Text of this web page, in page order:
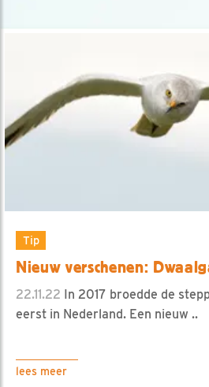
Tip
Nieuw verschenen:
22.11.22 In 2017 broedde de
eerst in Nederland. Een nieuw ..
lees meer